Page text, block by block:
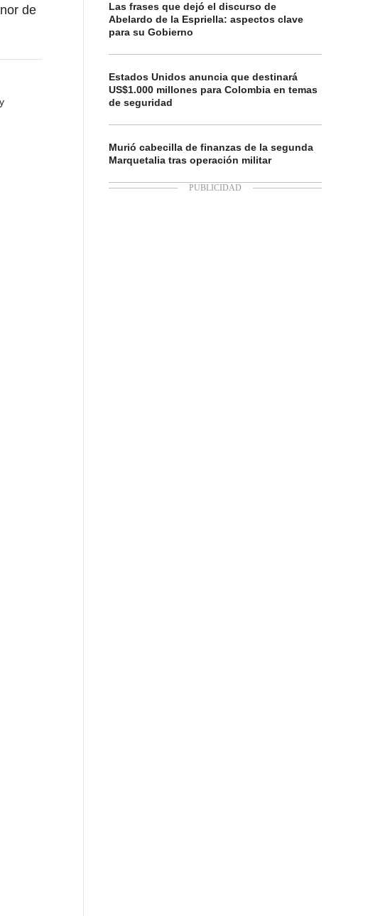
de
Las frases que dejó el discurso de
Abelardo de la Espriella: aspectos clave
para su Gobierno
Estados Unidos anuncia que destinará
US$1.000 millones para Colombia en temas
de seguridad
Murió cabecilla de finanzas de la segunda
Marquetalia tras operación militar